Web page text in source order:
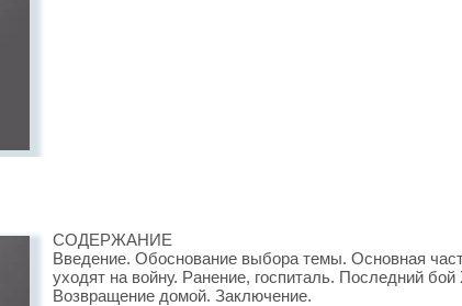
СОДЕРЖАНИЕ
Введение. Обоснование выбора темы. Основная
уходят на войну. Ранение, госпиталь. Последний
Возвращение домой. Заключение.